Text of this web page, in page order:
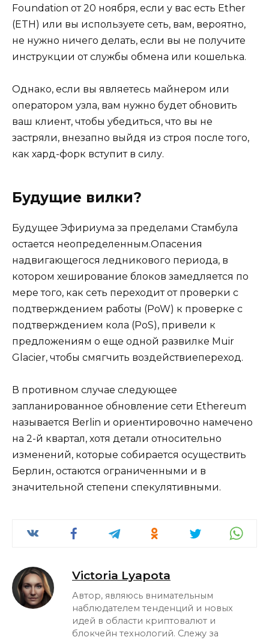
Foundation от 20 ноября, если у вас есть Ether
(ETH) или вы используете сеть, вам, вероятно,
не нужно ничего делать, если вы не получите
инструкции от службы обмена или кошелька.
Однако, если вы являетесь майнером или
оператором узла, вам нужно будет обновить
ваш клиент, чтобы убедиться, что вы не
застряли, внезапно выйдя из строя после того,
как хард-форк вступит в силу.
Будущие вилки?
Будущее Эфириума за пределами Стамбула
остается неопределенным.Опасения
надвигающегося ледникового периода, в
котором хеширование блоков замедляется по
мере того, как сеть переходит от проверки с
подтверждением работы (PoW) к проверке с
подтверждением кола (PoS), привели к
предложениям о еще одной развилке Muir
Glacier, чтобы смягчить воздействиепереход.
В противном случае следующее
запланированное обновление сети Ethereum
называется Berlin и ориентировочно намечено
на 2-й квартал, хотя детали относительно
изменений, которые собирается осуществить
Берлин, остаются ограниченными и в
значительной степени спекулятивными.
Victoria Lyapota
Автор, являюсь внимательным
наблюдателем тенденций и новых
идей в области криптовалют и
блокчейн технологий. Слежу за